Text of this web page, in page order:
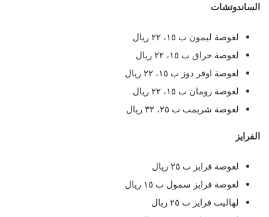
الساندوتشات
لغوصة ليمون ب ١٥، ٢٢ ريال
لغوصة حراق ب ١٥، ٢٢ ريال
لغوصة اوفر دوز ب ١٥، ٢٢ ريال
لغوصة رومان ب ١٥، ٢٢ ريال
لغوصة شريمب ب ٢٥، ٣٢ ريال
الفرايز
لغوصة فرايز ب ٢٥ ريال
لغوصة فرايز سمول ب ١٥ ريال
لهاليب فرايز ب ٢٥ ريال